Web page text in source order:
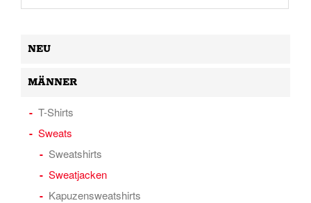
NEU
MÄNNER
T-Shirts
Sweats
Sweatshirts
Sweatjacken
Kapuzensweatshirts